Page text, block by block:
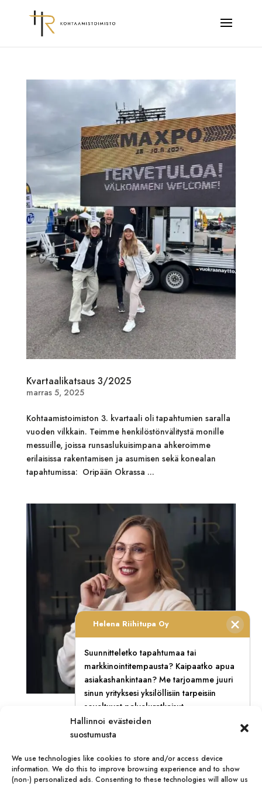
Hallinnoi evästeiden
suostumusta
We use technologies like cookies to store and/or access device
information. We do this to improve browsing experience and to show
(non-) personalized ads. Consenting to these technologies will allow us
Kvartaalikatsaus 3/2025
marras 5, 2025
Kohtaamistoimiston 3. kvartaali oli tapahtumien saralla
vuoden vilkkain. Teimme henkilöstönvälitystä monille
messuille, joissa runsaslukuisimpana ahkeroimme
erilaisissa rakentamisen ja asumisen sekä konealan
tapahtumissa: Oripään Okrassa ...
Johanna Risku Helena Riihitupa Oy:n
projektijohtajaksi: ”Koen omassa työssäni eniten
merkityksellisyyttä, kun saan kulkea tiimini
loka 28, 2025
Kohtaamistoimisto ottaa uuden strategisen askeleen
Helena Riihitupa Oy
Suunnitteletko tapahtumaa tai
markkinointitempausta? Kaipaatko apua
asiakashankintaan? Me tarjoamme juuri
sinun yrityksesi yksilöllisiin tarpeisiin
soveltuvat palveluratkaisut.
+358 400 767 571
Nimi / Yritys(Pakollinen)